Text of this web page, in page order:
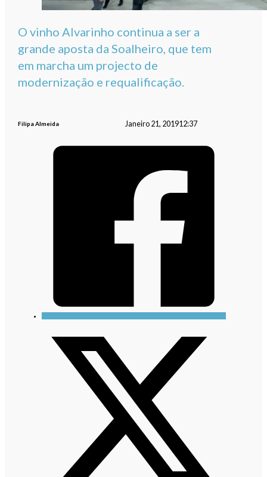
O vinho Alvarinho continua a ser a
grande aposta da Soalheiro, que tem
em marcha um projecto de
modernização e requalificação.
Filipa Almeida Janeiro 21, 201912:37